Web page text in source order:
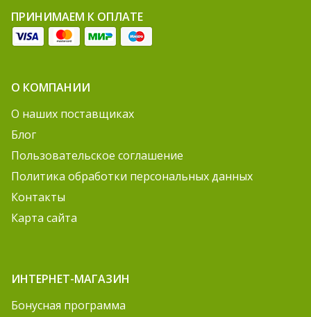
ПРИНИМАЕМ К ОПЛАТЕ
О КОМПАНИИ
О наших поставщиках
Блог
Пользовательское соглашение
Политика обработки персональных данных
Контакты
Карта сайта
ИНТЕРНЕТ-МАГАЗИН
Бонусная программа